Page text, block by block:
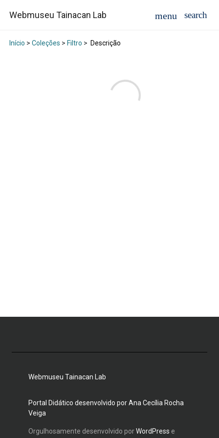
Webmuseu Tainacan Lab
Início > Coleções > Filtro > Descrição
Webmuseu Tainacan Lab
Portal Didático desenvolvido por Ana Cecília Rocha
Veiga
Orgulhosamente desenvolvido porWordPress e